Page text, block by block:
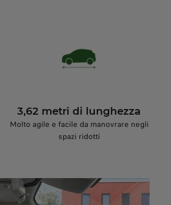
3,62 metri di lunghezza
Molto agile e facile da manovrare negli
spazi ridotti